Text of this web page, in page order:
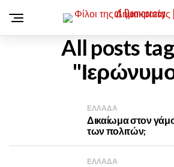
All posts
ΕΛΛΑΔΑ
Δικαίωμα στον
των πολιτών;
ΕΛΛΑΔΑ